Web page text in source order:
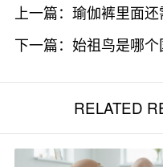
上一篇： 瑜伽裤里面还
下一篇： 始祖鸟是哪个
RELATED